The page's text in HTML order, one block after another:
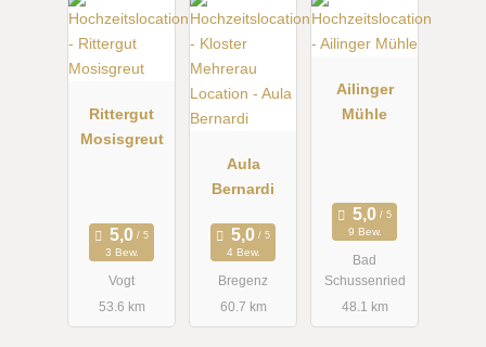
Rittergut
Mosisgreut
3 Bew.
Vogt
53.6 km
Aula
Bernardi
4 Bew.
Bregenz
60.7 km
Ailinger
Mühle
9 Bew.
Bad
Schussenried
48.1 km